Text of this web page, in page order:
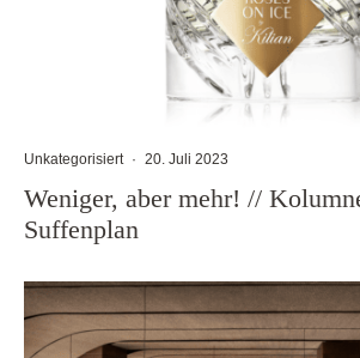
Unkategorisiert · 20. Juli 2023
Weniger, aber mehr! //
Suffenplan